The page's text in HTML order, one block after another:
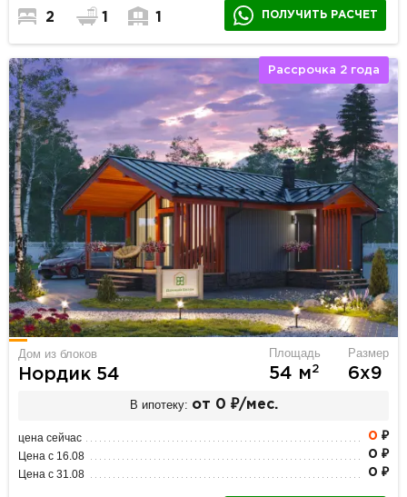
2 1 1 ПОЛУЧИТЬ РАСЧЕТ
Рассрочка 2 года
Дом из блоков
Нордик 54
Площадь
54 м2
Размер
6х9
В ипотеку: от 0 ₽/мес.
цена сейчас 0 ₽
Цена с 16.08 0 ₽
Цена с 31.08 0 ₽